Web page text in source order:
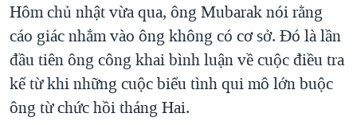
Hôm chủ nhật vừa qua, ông Mubarak nói rằng
cáo giác nhắm vào ông không có cơ sở. Đó là lần
đầu tiên ông công khai bình luận về cuộc điều tra
kể từ khi những cuộc biểu tình qui mô lớn buộc
ông từ chức hồi tháng Hai.